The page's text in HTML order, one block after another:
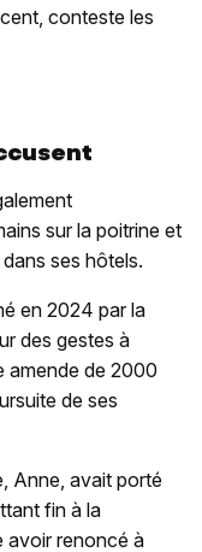
conteste les
sur la poitrine et
ses hôtels.
en 2024 par la
des gestes à
amende de 2000
de ses
Anne, avait porté
fin à la
avoir renoncé à